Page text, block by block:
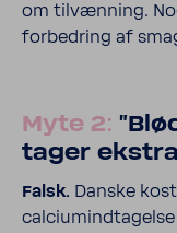
om tilvæn­ning.
forbed­ring af
Myte 2:
tager
Falsk. Danske